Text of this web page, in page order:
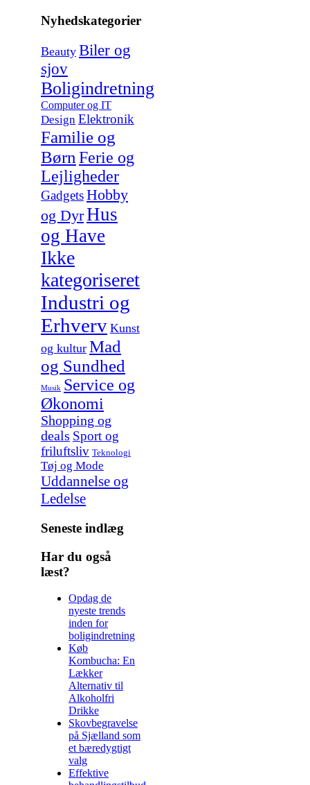
Nyhedskategorier
Beauty Biler og
sjov
Boligindretning
Computer og IT
Design Elektronik
Familie og
Børn Ferie og
Lejligheder
GadgetsHobby
og DyrHus
og Have
Ikke
kategoriseret
Industri og
Erhverv Kunst
og kultur Mad
og Sundhed
Musik Service og
Økonomi
Shopping og
deals Sport og
friluftsliv Teknologi
Tøj og Mode
Uddannelse og
Ledelse
Seneste indlæg
Har du også
læst?
Opdag de
nyeste trends
inden for
boligindretning
Køb
Kombucha: En
Lækker
Alternativ til
Alkoholfri
Drikke
Skovbegravelse
på Sjælland som
et bæredygtigt
valg
Effektive